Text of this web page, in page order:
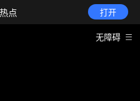
点 打开
无障碍